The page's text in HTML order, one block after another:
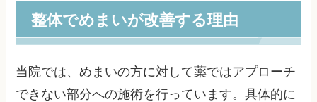
整体でめまいが改善する理由
当院では、めまいの方に対して薬ではアプローチ
できない部分への施術を行っています。具体的に